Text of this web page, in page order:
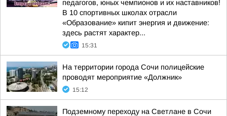
педагогов, юных чемпионов и их наставников!
В 10 спортивных школах отрасли
«Образование» кипит энергия и движение:
здесь растят характер...
15:31
На территории города Сочи полицейские
проводят мероприятие «Должник»
15:12
Подземному переходу на Светлане в Сочи